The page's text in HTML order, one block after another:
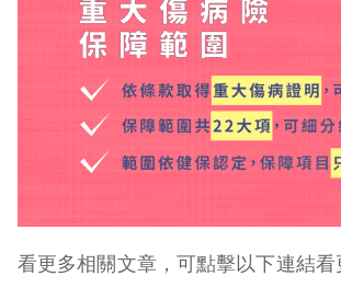
看更多相關文章，可點擊以下連結看